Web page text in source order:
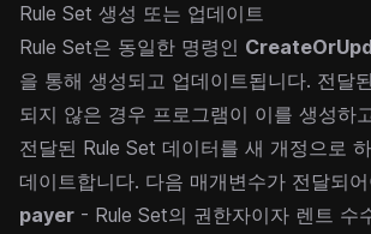
Rule Set 생성 또는 업데이트
Rule Set은 동일한 명령인
을 통해 생성되고 업데이트됩니다. 전달
되지 않은 경우 프로그램이 이를 생성하
전달된 Rule Set 데이터를 새 개정으로
데이트합니다. 다음 매개변수가 전달되
payer - Rule Set의 권한자이자 렌트 수